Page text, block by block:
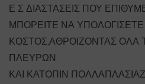
Ε Σ ΔΙΑΣΤΑΣΕΙΣ ΠΟΥ
ΜΠΟΡΕΙΤΕ ΝΑ
ΚΟΣΤΟΣ,ΑΘΡΟΙΖΟΝΤΑΣ ΟΛΑ
ΠΛΕΥΡΩΝ
ΚΑΙ ΚΑΤΟΠΙΝ